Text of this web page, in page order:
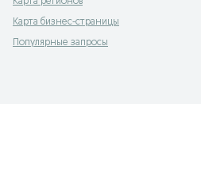
Карта бизнес-страницы
Популярные запросы